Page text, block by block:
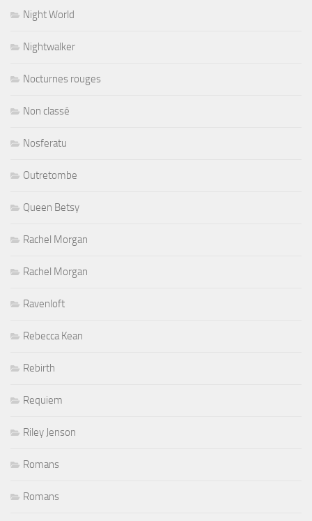
Night World
Nightwalker
Nocturnes rouges
Non classé
Nosferatu
Outretombe
Queen Betsy
Rachel Morgan
Rachel Morgan
Ravenloft
Rebecca Kean
Rebirth
Requiem
Riley Jenson
Romans
Romans